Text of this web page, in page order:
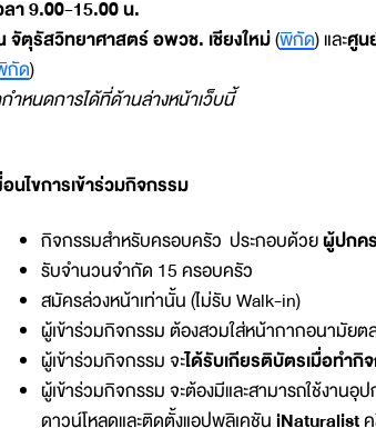
ลา 9.00-15.00 น.
จัตุรัสวิทยาศาสตร์ อพวช. เชียงใหม่(พิกัด) และศูน
กัด)
ำหนดการได้ที่ด้านล่างหน้าเว็บนี้
อนไขการเข้าร่วมกิจกรรม
กิจกรรมสำหรับครอบครัว ประกอบด้วยผู้ปกค
รับจำนวนจำกัด 15 ครอบครัว
สมัครล่วงหน้าเท่านั้น (ไม่รับ Walk-in)
ผู้เข้าร่วมกิจกรรม ต้องสวมใส่หน้ากากอนามัย
ผู้เข้าร่วมกิจกรรม จะได้รับเกียรติบัตรเมื่อทำ
ผู้เข้าร่วมกิจกรรม จะต้องมีและสามารถใช้งา
ดาวน์โหลดและติดตั้งแอปพลิเคชัน iNaturalistค